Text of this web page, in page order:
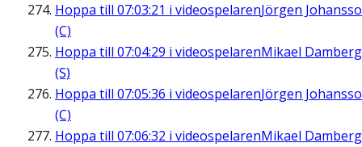
Hoppa till 07:03:21 i videospelarenJörgen
(C)
Hoppa till 07:04:29 i videospelarenMikael Damberg
(S)
Hoppa till 07:05:36 i videospelarenJörgen
(C)
Hoppa till 07:06:32 i videospelarenMikael Damberg